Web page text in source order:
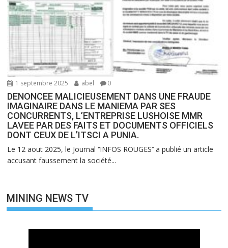
1 septembre 2025 abel 0
DENONCEE MALICIEUSEMENT DANS UNE FRAUDE
IMAGINAIRE DANS LE MANIEMA PAR SES
CONCURRENTS, L’ENTREPRISE LUSHOISE MMR
LAVEE PAR DES FAITS ET DOCUMENTS OFFICIELS
DONT CEUX DE L’ITSCI A PUNIA.
Le 12 aout 2025, le Journal ‘’INFOS ROUGES’’ a publié un article
accusant faussement la société...
MINING NEWS TV